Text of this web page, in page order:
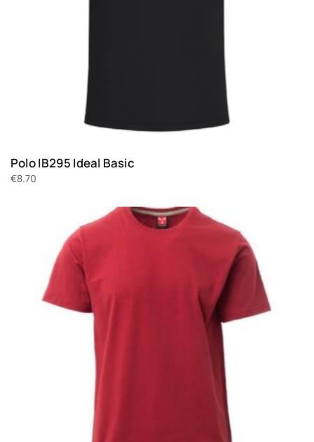
Polo IB295 Ideal Basic
€8.70